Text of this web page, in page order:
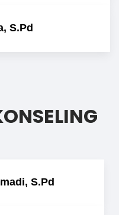
S.Pd
S.Pd